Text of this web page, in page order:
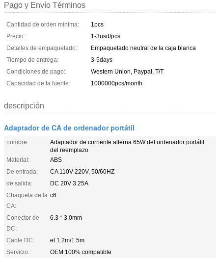
Pago y Envío Términos
Cantidad de orden mínima:
1pcs
Precio:
1-3usd/pcs
Detalles de empaquetado:
Empaquetado neutral de la caja blanca
Tiempo de entrega:
3-5days
Condiciones de pago:
Western Union, Paypal, T/T
Capacidad de la fuente:
1000000pcs/month
descripción
Adaptador de CA de ordenador portátil
nombre:
Adaptador de corriente alterna 65W del ordenador portátil
del reemplazo
Material:
ABS
De entrada:
CA 110V-220V, 50/60HZ
de salida:
DC 20V 3.25A
Chaqueta de la
CA:
c6
Conector de
DC:
6.3 * 3.0mm
Cable DC:
el 1.2m/1.5m
Servicio:
OEM 100% compatible